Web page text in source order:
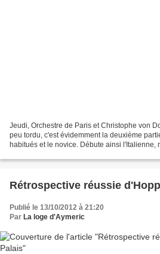
Jeudi, Orchestre de Paris et Christophe von
peu tordu, c'est évidemment la deuxième
habitués et le novice. Débute ainsi l'Italienne,
Rétrospective réussie
Publié le 13/10/2012 à 21:20
Par La loge d'Aymeric